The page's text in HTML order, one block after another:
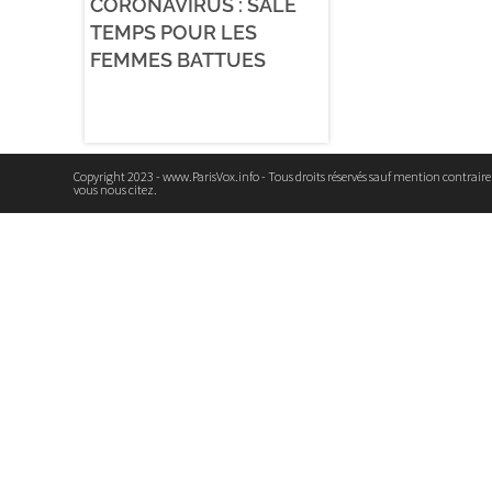
CORONAVIRUS : SALE
TEMPS POUR LES
FEMMES BATTUES
Copyright 2023 - www.ParisVox.info - Tous droits réservés sauf mention
vous nous citez.